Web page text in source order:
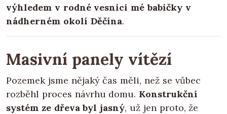
výhledem v rodné vesnici mé babičky v
nádherném okolí Děčína.
Masivní panely vítězí
Pozemek jsme nějaký čas měli, než se vůbec
rozběhl proces návrhu domu. Konstrukční
systém ze dřeva byl jasný, už jen proto, že